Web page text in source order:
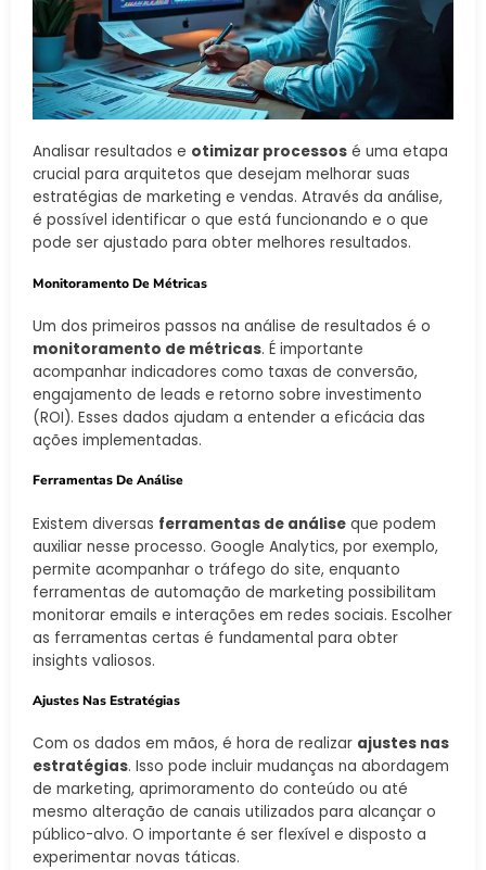
Analisar resultados e otimizar processos é uma etapa
crucial para arquitetos que desejam melhorar suas
estratégias de marketing e vendas. Através da análise,
é possível identificar o que está funcionando e o que
pode ser ajustado para obter melhores resultados.
Monitoramento De Métricas
Um dos primeiros passos na análise de resultados é o
monitoramento de métricas. É importante
acompanhar indicadores como taxas de conversão,
engajamento de leads e retorno sobre investimento
(ROI). Esses dados ajudam a entender a eficácia das
ações implementadas.
Ferramentas De Análise
Existem diversas ferramentas de análise que podem
auxiliar nesse processo. Google Analytics, por exemplo,
permite acompanhar o tráfego do site, enquanto
ferramentas de automação de marketing possibilitam
monitorar emails e interações em redes sociais. Escolher
as ferramentas certas é fundamental para obter
insights valiosos.
Ajustes Nas Estratégias
Com os dados em mãos, é hora de realizar ajustes nas
estratégias. Isso pode incluir mudanças na abordagem
de marketing, aprimoramento do conteúdo ou até
mesmo alteração de canais utilizados para alcançar o
público-alvo. O importante é ser flexível e disposto a
experimentar novas táticas.